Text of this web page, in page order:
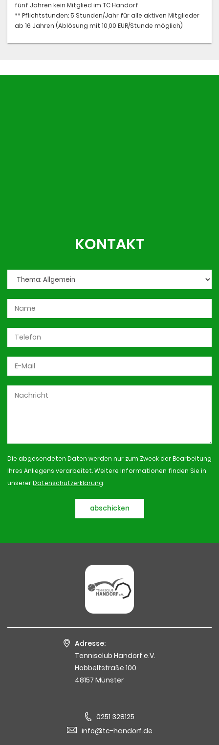
fünf Jahren kein Mitglied im TC Handorf
** Pflichtstunden: 5 Stunden/Jahr für alle aktiven Mitglieder
ab 16 Jahren (Ablösung mit 10,00 EUR/Stunde möglich)
KONTAKT
Die abgesendeten Daten werden nur zum Zweck der Bearbeitung
Ihres Anliegens verarbeitet. Weitere Informationen finden Sie in
unsererDatenschutzerklärung.
abschicken
Adresse:
Tennisclub Handorf e.V.
Hobbeltstraße 100
48157 Münster
0251 328125
info@tc-handorf.de